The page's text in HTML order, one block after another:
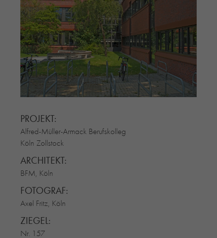
PETERSEN TEGL
RECYCLING-ZIEGEL
RE-USE-ZIEGEL
GLASUR-ZIEGEL
RE-USE-MÖRTEL
FASSADENPLANUNG (SCHWEIZ)
PRIVATKUNDEN
ÜBER UNS
BLOG
PROJEKT:
Alfred-Müller-Armack Berufskolleg
Köln Zollstock
ARCHITEKT:
BFM, Köln
FOTOGRAF:
Axel Fritz, Köln
ZIEGEL:
Nr. 157